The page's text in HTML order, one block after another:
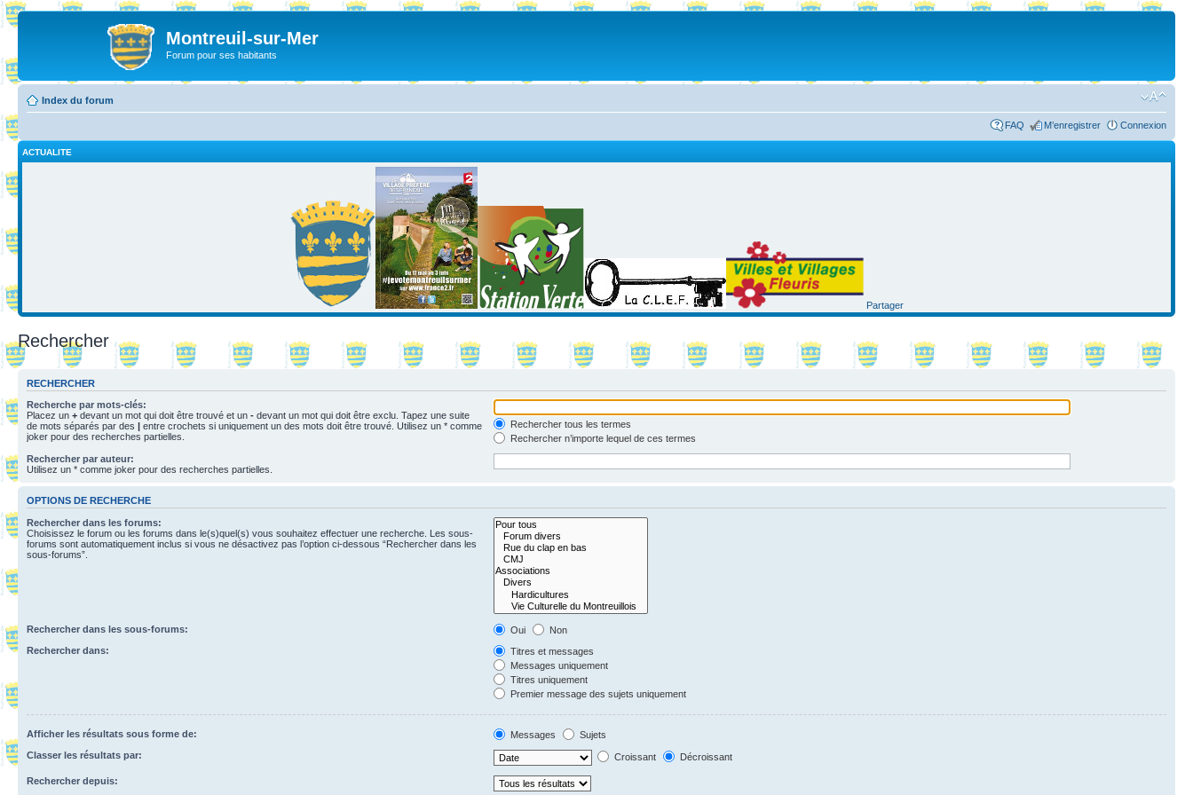
Montreuil-sur-Mer
Forum pour ses habitants
Index du forum
FAQ M’enregistrer Connexion
ACTUALITE
Partager
Rechercher
RECHERCHER
Recherche par mots-clés:
Placez un + devant un mot qui doit être trouvé et un - devant un mot qui doit être exclu. Tapez une suite
de mots séparés par des | entre crochets si uniquement un des mots doit être trouvé. Utilisez un * comme
joker pour des recherches partielles.
Rechercher tous les termes
Rechercher n’importe lequel de ces termes
Rechercher par auteur:
Utilisez un * comme joker pour des recherches partielles.
OPTIONS DE RECHERCHE
Rechercher dans les forums:
Choisissez le forum ou les forums dans le(s)quel(s) vous souhaitez effectuer une recherche. Les sous-
forums sont automatiquement inclus si vous ne désactivez pas l’option ci-dessous “Rechercher dans les
sous-forums”.
Rechercher dans les sous-forums: Oui
Non
Rechercher dans:
Titres et messages
Messages uniquement
Titres uniquement
Premier message des sujets uniquement
Afficher les résultats sous forme de: Messages
Sujets
Classer les résultats par:
Croissant Décroissant
Rechercher depuis: